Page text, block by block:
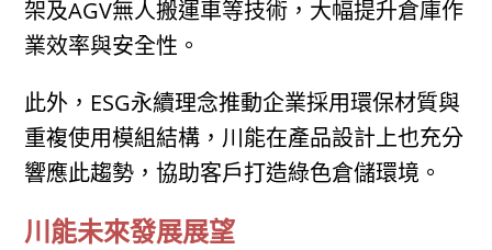
架及AGV無人搬運車等技術，大幅提升倉庫作
業效率與安全性。
此外，ESG永續理念推動企業採用環保材質與
重複使用模組結構，川能在產品設計上也充分
響應此趨勢，協助客戶打造綠色倉儲環境。
川能未來發展展望